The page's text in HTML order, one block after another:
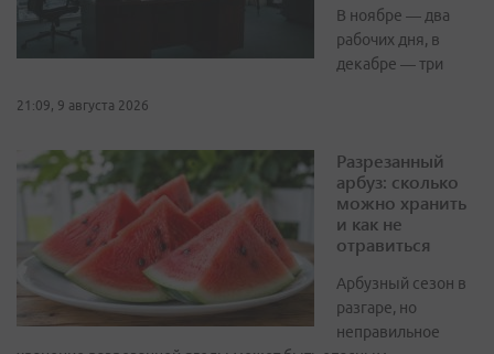
В ноябре — два
рабочих дня, в
декабре — три
21:09, 9 августа 2026
Разрезанный
арбуз: сколько
можно хранить
и как не
отравиться
Арбузный сезон в
разгаре, но
неправильное